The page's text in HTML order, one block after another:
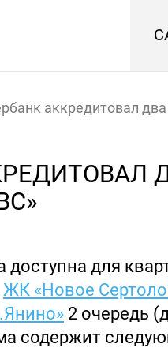
аккредитовал
доступна для
ЖК «Новое
2 очередь
содержит